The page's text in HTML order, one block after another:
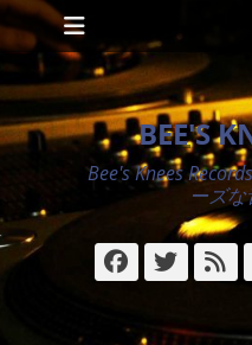
コ
ン
テ
ン
ツ
へ
ッ
プ
メインメニュー
BEE'S
Bee's Knees
ーズ
Facebook
Twitter
ィ
ド